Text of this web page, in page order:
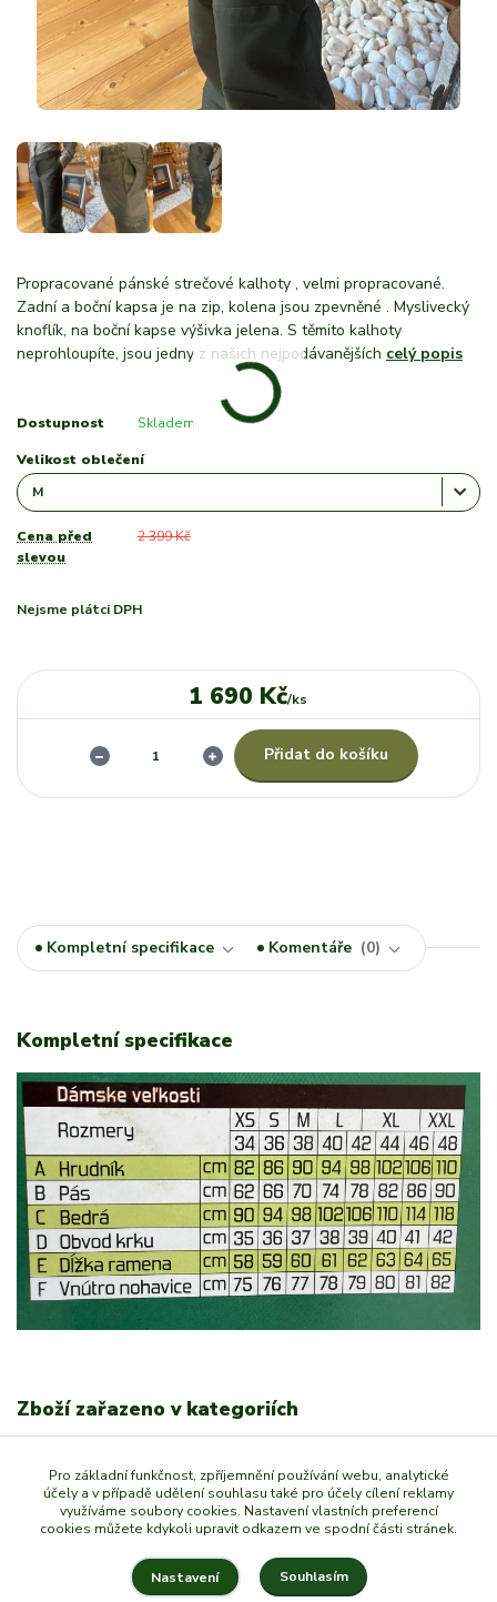
Propracované pánské strečové kalhoty , velmi propracované.
Zadní a boční kapsa je na zip, kolena jsou zpevněné . Myslivecký
knoflík, na boční kapse výšivka jelena. S těmito kalhoty
neprohloupíte, jsou jedny z našich nejpodávanějších celý popis
Dostupnost Skladem
Velikost oblečení
Cena před
slevou
2 399 Kč
Nejsme plátci DPH
1 690 Kč/ks
Přidat do košíku
Kompletní specifikace Komentáře 0
Kompletní specifikace
Zboží zařazeno v kategoriích
Myslivecké a lovecké oděvy
Dámské kalhoty
Pro základní funkčnost, zpříjemnění používání webu, analytické
účely a v případě udělení souhlasu také pro účely cílení reklamy
využíváme soubory cookies. Nastavení vlastních preferencí
cookies můžete kdykoli upravit odkazem ve spodní části stránek.
Nastavení Souhlasím